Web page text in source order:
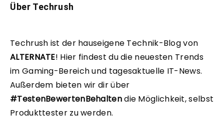
Über Techrush
Techrush ist der hauseigene Technik-Blog von
ALTERNATE! Hier findest du die neuesten Trends
im Gaming-Bereich und tagesaktuelle IT-News.
Außerdem bieten wir dir über
#TestenBewertenBehaltendie Möglichkeit, selbst
Produkttester zu werden.